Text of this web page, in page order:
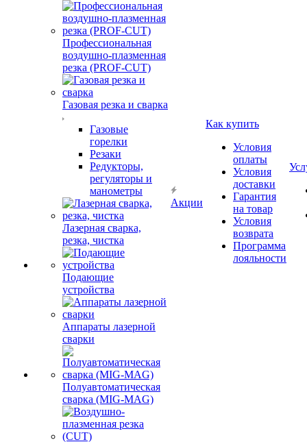
Профессиональная
воздушно-плазменная
резка (PROF-CUT)
Газовая резка и сварка
Газовые
горелки
Резаки
Редукторы,
регуляторы и
манометры
Лазерная сварка,
резка, чистка
Подающие
устройства
Аппараты лазерной
сварки
Полуавтоматическая
сварка (MIG-MAG)
Акции
Как купить
Условия
оплаты
Условия
доставки
Гарантия
на товар
Условия
возврата
Программа
лояльности